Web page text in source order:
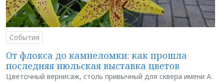
События
От флокса до камнеломки: как прошла
последняя июльская выставка цветов
Цветочный вернисаж, столь привычный для сквера имени А.